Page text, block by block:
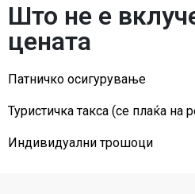
Што не е
цената
Патничко осигурување
Туристичка такса (се плаќа на
Индивидуални трошоци